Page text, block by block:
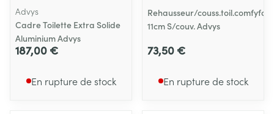
Advys
Cadre Toilette Extra Solide
Aluminium Advys
187,00 €
En rupture de stock
Rehausseur/
11cm S/couv. Advys
73,50 €
En rupture de stock